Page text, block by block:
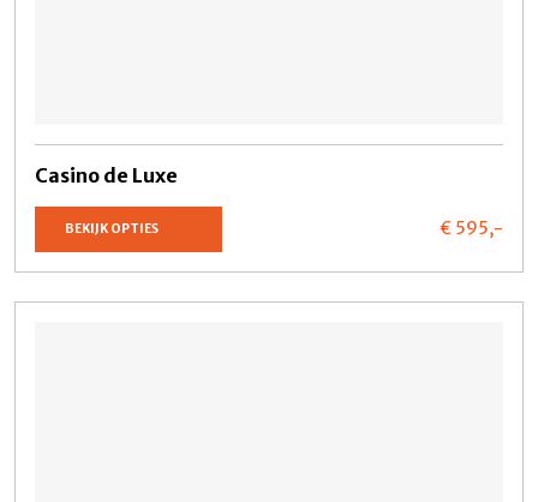
Casino de Luxe
BEKIJK OPTIES € 595,-